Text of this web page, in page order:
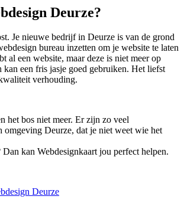
Deurze?
Je nieuwe bedrijf in Deurze is van de grond
bureau inzetten om je website te laten
al een website, maar deze is niet meer op
kan een fris jasje goed gebruiken. Het liefst
verhouding.
het bos niet meer. Er zijn zo veel
omgeving Deurze, dat je niet weet wie het
kan Webdesignkaart jou perfect helpen.
Deurze